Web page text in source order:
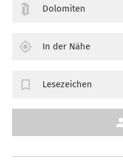
Dolomiten
In der Nähe
Lesezeichen